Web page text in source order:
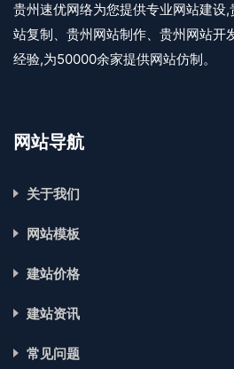
贵州速优网络为您提供专业网站建设
站复制、贵州网站制作、贵州网站开
经验,为50000余家提供网站仿制。
网站导航
关于我们
网站模板
建站价格
建站资讯
常见问题